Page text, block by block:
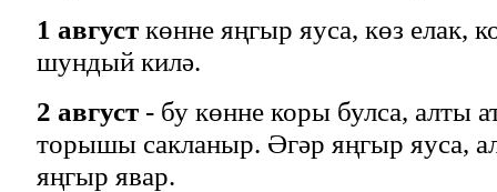
1 август көнне яңгыр яуса, көз елак,
шундый килә.
2 август - бу көнне коры булса, алты
торышы сакланыр. Әгәр яңгыр яуса,
яңгыр явар.